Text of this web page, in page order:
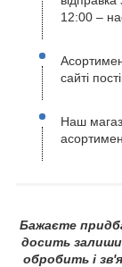
12:00 –
сайті
Наш
Бажаєте
досить
обробить і